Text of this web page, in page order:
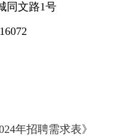
同文路1号
年招聘需求表》